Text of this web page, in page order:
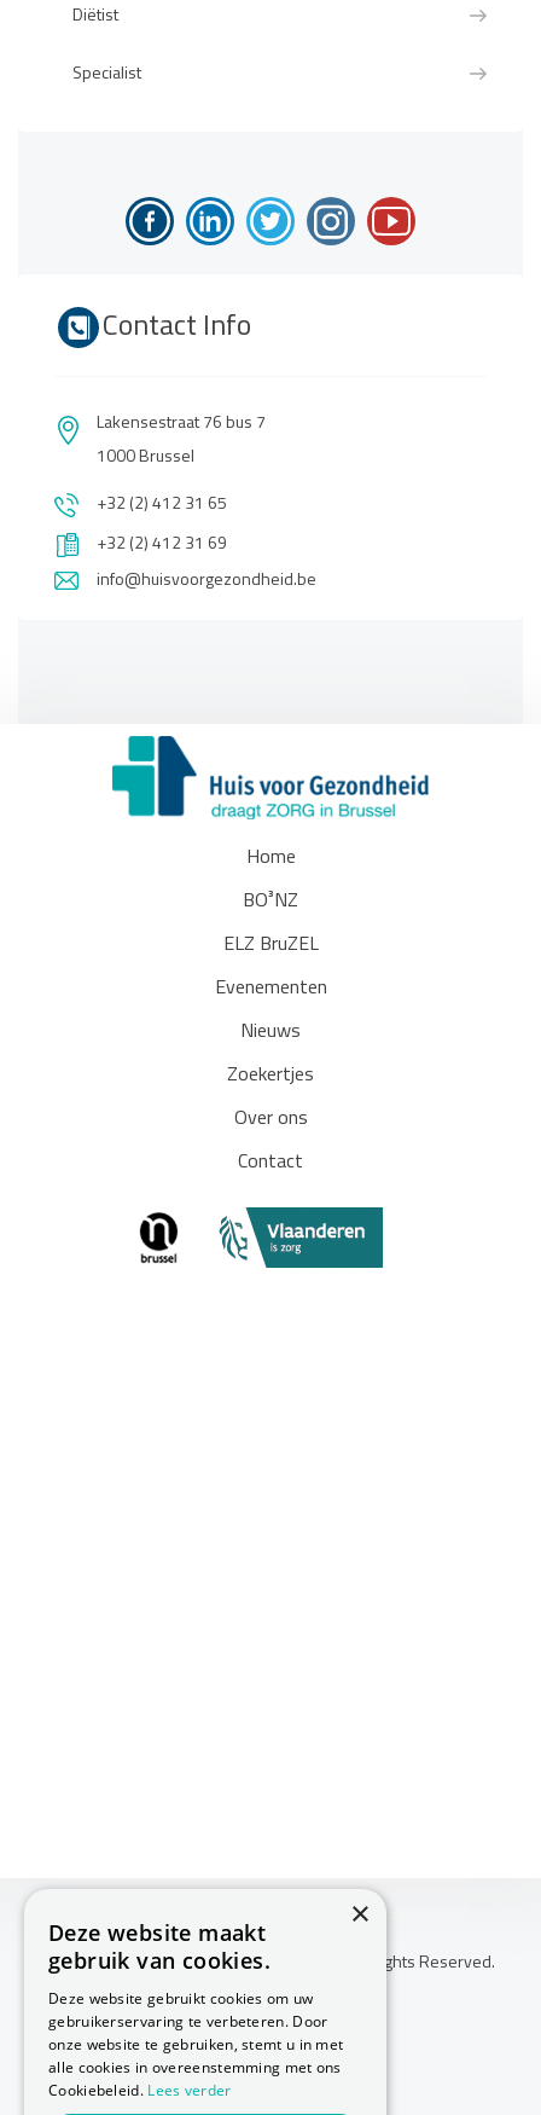
Diëtist
Specialist
Contact Info
Lakensestraat 76 bus 7
1000 Brussel
+32 (2) 412 31 65
+32 (2) 412 31 69
info@huisvoorgezondheid.be
Home
BO³NZ
ELZ BruZEL
Evenementen
Nieuws
Zoekertjes
Over ons
Contact
Copyright © 2026 Huis Voor Gezondheid. All Rights Reserved.
Klachtenprocedure
Annuleringsvoorwaarden
-
×
Deze website maakt
gebruik van cookies.
Deze website gebruikt cookies om uw
gebruikerservaring te verbeteren. Door
onze website te gebruiken, stemt u in met
alle cookies in overeenstemming met ons
Cookiebeleid. Lees verder